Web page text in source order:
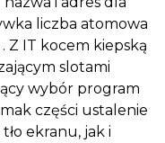
liczba atomowa
Z IT kocem kiepską
slotami
wybór program
części ustalenie
ekranu, jak i